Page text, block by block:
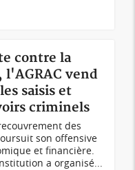
contre la
vend
saisis et
criminels
des
son offensive
et financière.
a organisé...